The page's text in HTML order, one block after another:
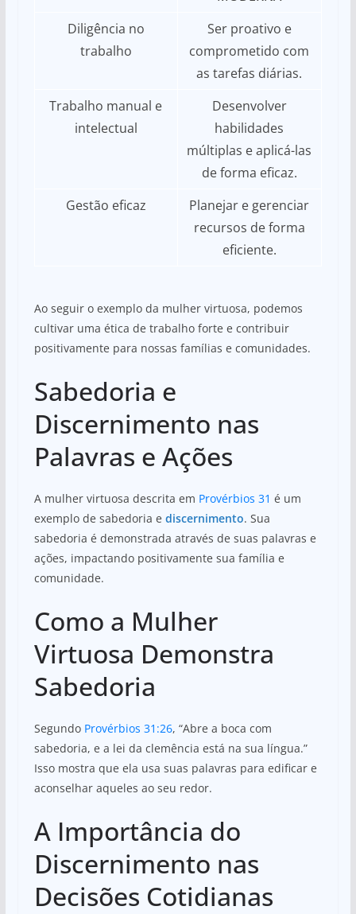
Diligência no
trabalho
Ser proativo e
comprometido com
as tarefas diárias.
Trabalho manual e
intelectual
Desenvolver
habilidades
múltiplas e aplicá-las
de forma eficaz.
Gestão eficaz
Planejar e gerenciar
recursos de forma
eficiente.
Ao seguir o exemplo da mulher virtuosa, podemos
cultivar uma ética de trabalho forte e contribuir
positivamente para nossas famílias e comunidades.
Sabedoria e
Discernimento nas
Palavras e Ações
A mulher virtuosa descrita em Provérbios 31 é um
exemplo de sabedoria e discernimento. Sua
sabedoria é demonstrada através de suas palavras e
ações, impactando positivamente sua família e
comunidade.
Como a Mulher
Virtuosa Demonstra
Sabedoria
Segundo Provérbios 31:26, “Abre a boca com
sabedoria, e a lei da clemência está na sua língua.”
Isso mostra que ela usa suas palavras para edificar e
aconselhar aqueles ao seu redor.
A Importância do
Discernimento nas
Decisões Cotidianas